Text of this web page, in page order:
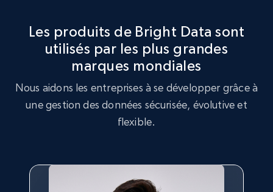
Acheter maintenant
les préférences des clients.
Les produits de Bright Data sont
utilisés par les plus grandes
marques mondiales
Nous aidons les entreprises à se développer grâce à
une gestion des données sécurisée, évolutive et
flexible.